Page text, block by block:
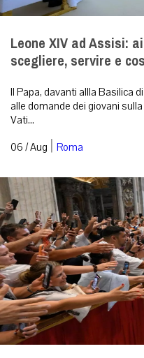
Leone XIV ad Assisi:
scegliere, servire e
Il Papa, davanti allla Basilica
alle domande dei giovani
Vati...
06 / Aug | Roma